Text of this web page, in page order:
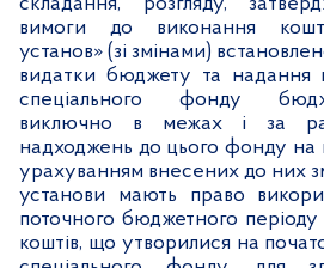
вимоги до виконання
установ» (зі змінами)
видатки бюджету та надання
спеціального фонду
виключно в межах і за
надходжень до цього фонду на
урахуванням внесених до них
установи мають право
поточного бюджетного
коштів, що утворилися на